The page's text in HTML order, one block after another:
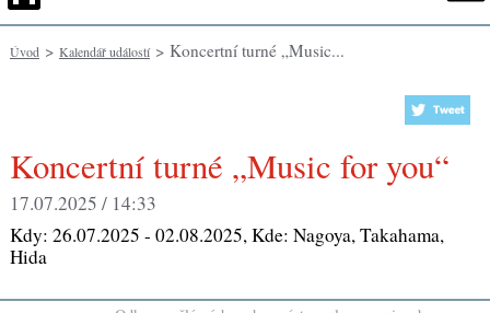
Úvod> Kalendář událostí> Koncertní turné „Music...
Koncertní turné „Music for you“
17.07.2025 / 14:33
Kdy: 26.07.2025 - 02.08.2025, Kde: Nagoya, Takahama,
Hida